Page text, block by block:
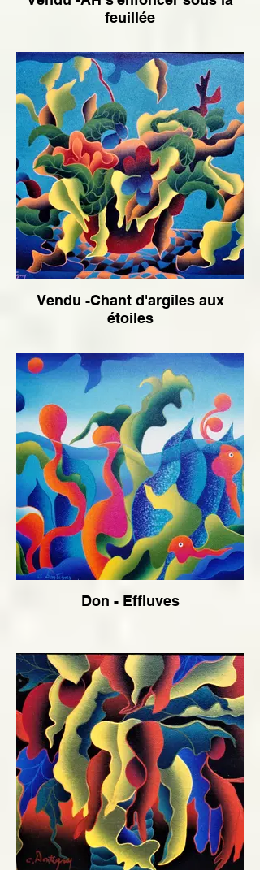
feuillée
Vendu -Chant d'argiles aux
étoiles
Don - Effluves